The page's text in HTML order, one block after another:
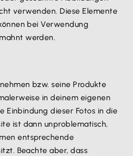
verwenden. Diese Elemente
bei Verwendung
werden.
bzw. seine Produkte
in deinem eigenen
Einbindung dieser Fotos in die
ist dann unproblematisch,
entsprechende
Beachte aber, dass